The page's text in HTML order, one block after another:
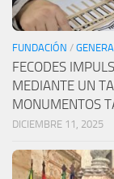
FUNDACIÓN /
FECODES
MEDIANTE UN
MONUMENTOS
DICIEMBRE 11, 2025